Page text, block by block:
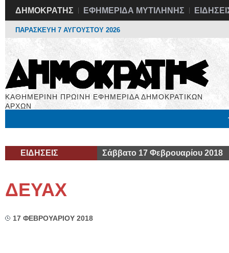
ΔΗΜΟΚΡΑΤΗΣ ΕΦΗΜΕΡΙΔΑ ΜΥΤΙΛΗΝΗΣ
ΠΑΡΑΣΚΕΥΗ 7 ΑΥΓΟΥΣΤΟΥ 2026
ΚΑΘΗΜΕΡΙΝΗ ΠΡΩΙΝΗ ΕΦΗΜΕΡΙΔΑ ΔΗΜΟΚΡΑΤΙΚΩΝ
ΑΡΧΩΝ
ΕΙΔΗΣΕΙΣ Σάββατο 17 Φεβρουαρίου 2018
ΔΕΥΑΧ
17 ΦΕΒΡΟΥΑΡΙΟΥ 2018